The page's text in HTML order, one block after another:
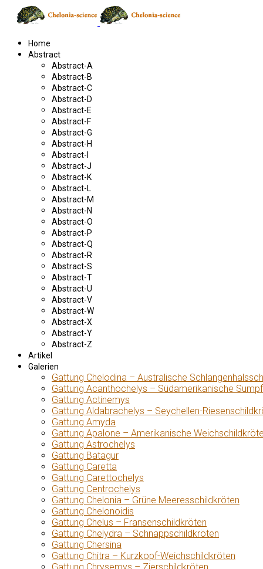
Home
Abstract
Abstract-A
Abstract-B
Abstract-C
Abstract-D
Abstract-E
Abstract-F
Abstract-G
Abstract-H
Abstract-I
Abstract-J
Abstract-K
Abstract-L
Abstract-M
Abstract-N
Abstract-O
Abstract-P
Abstract-Q
Abstract-R
Abstract-S
Abstract-T
Abstract-U
Abstract-V
Abstract-W
Abstract-X
Abstract-Y
Abstract-Z
Artikel
Galerien
Gattung Chelodina – Australische
Gattung Acanthochelys – Südamerikanische
Gattung Actinemys
Gattung Aldabrachelys – Seychellen-
Gattung Amyda
Gattung Apalone – Amerikanische
Gattung Astrochelys
Gattung Batagur
Gattung Caretta
Gattung Carettochelys
Gattung Centrochelys
Gattung Chelonia – Grüne Meeresschildkröten
Gattung Chelonoidis
Gattung Chelus – Fransenschildkröten
Gattung Chelydra – Schnappschildkröten
Gattung Chersina
Gattung Chitra – Kurzkopf-Weichschildkröten